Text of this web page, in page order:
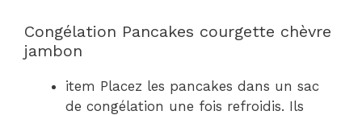
Congélation Pancakes courgette chèvre
jambon
item Placez les pancakes dans un sac
de congélation une fois refroidis. Ils